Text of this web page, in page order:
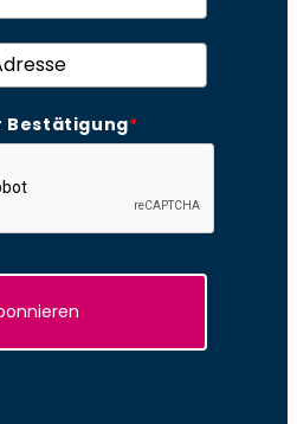
Bestätigung*